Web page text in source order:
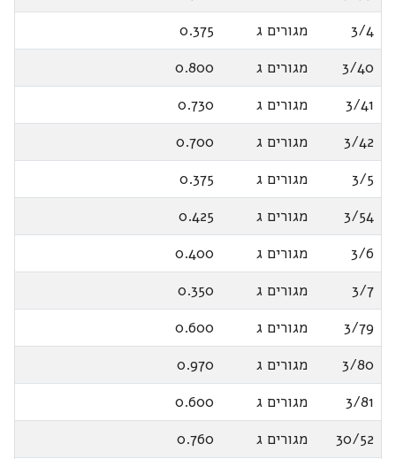
3/4
מגורים ג
0.375
3/40
מגורים ג
0.800
3/41
מגורים ג
0.730
3/42
מגורים ג
0.700
3/5
מגורים ג
0.375
3/54
מגורים ג
0.425
3/6
מגורים ג
0.400
3/7
מגורים ג
0.350
3/79
מגורים ג
0.600
3/80
מגורים ג
0.970
3/81
מגורים ג
0.600
30/52
מגורים ג
0.760